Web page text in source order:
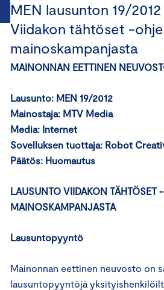
MEN lausunton 19/
Viidakon tähtöset -
mainoskampanjasta
MAINONNAN EETTINEN
Lausunto: MEN 19/2012
Mainostaja: MTV Media
Media: Internet
Sovelluksen tuottaja: Robot
Päätös: Huomautus
LAUSUNTO VIIDAKON TÄHTÖSET
MAINOSKAMPANJASTA
Lausuntopyyntö
Mainonnan eettinen neuvosto on
lausuntopyyntöjä